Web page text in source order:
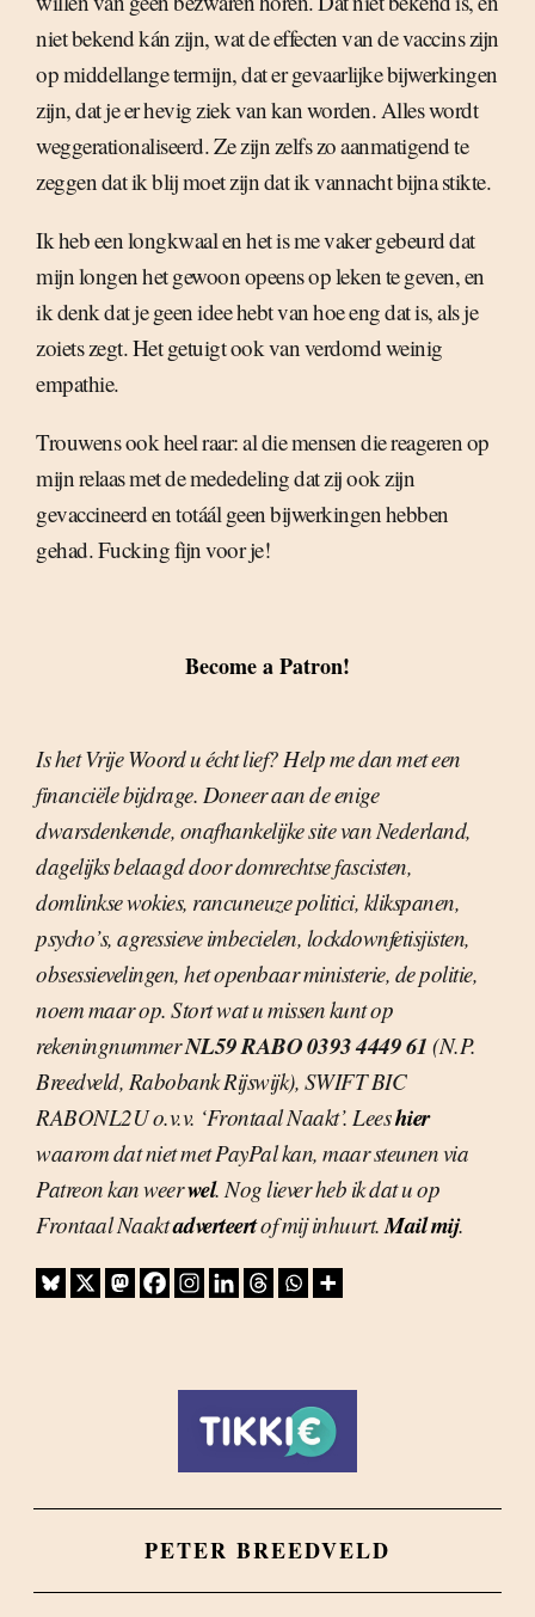
niet bekend kán zijn, wat de effecten van de vaccins zijn
op middellange termijn, dat er gevaarlijke bijwerkingen
zijn, dat je er hevig ziek van kan worden. Alles wordt
weggerationaliseerd. Ze zijn zelfs zo aanmatigend te
zeggen dat ik blij moet zijn dat ik vannacht bijna stikte.
Ik heb een longkwaal en het is me vaker gebeurd dat
mijn longen het gewoon opeens op leken te geven, en
ik denk dat je geen idee hebt van hoe eng dat is, als je
zoiets zegt. Het getuigt ook van verdomd weinig
empathie.
Trouwens ook heel raar: al die mensen die reageren op
mijn relaas met de mededeling dat zij ook zijn
gevaccineerd en totáál geen bijwerkingen hebben
gehad. Fucking fijn voor je!
Become a Patron!
Is het Vrije Woord u écht lief? Help me dan met een
financiële bijdrage. Doneer aan de enige
dwarsdenkende, onafhankelijke site van Nederland,
dagelijks belaagd door domrechtse fascisten,
domlinkse wokies, rancuneuze politici, klikspanen,
psycho’s, agressieve imbecielen, lockdownfetisjisten,
obsessievelingen, het openbaar ministerie, de politie,
noem maar op. Stort wat u missen kunt op
rekeningnummerNL59 RABO 0393 4449 61 (N.P.
Breedveld, Rabobank Rijswijk), SWIFT BIC
RABONL2U o.v.v. ‘Frontaal Naakt’. Leeshier
waarom dat niet met PayPal kan, maar steunen via
Patreon kan weerwel. Nog liever heb ik dat u op
Frontaal Naaktadverteertof mij inhuurt.Mail mij.
PETER BREEDVELD